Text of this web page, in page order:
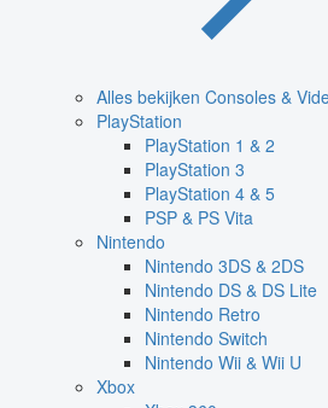
Alles bekijken Consoles &
PlayStation
PlayStation 1 & 2
PlayStation 3
PlayStation 4 & 5
PSP & PS Vita
Nintendo
Nintendo 3DS & 2DS
Nintendo DS & DS Lite
Nintendo Retro
Nintendo Switch
Nintendo Wii & Wii U
Xbox